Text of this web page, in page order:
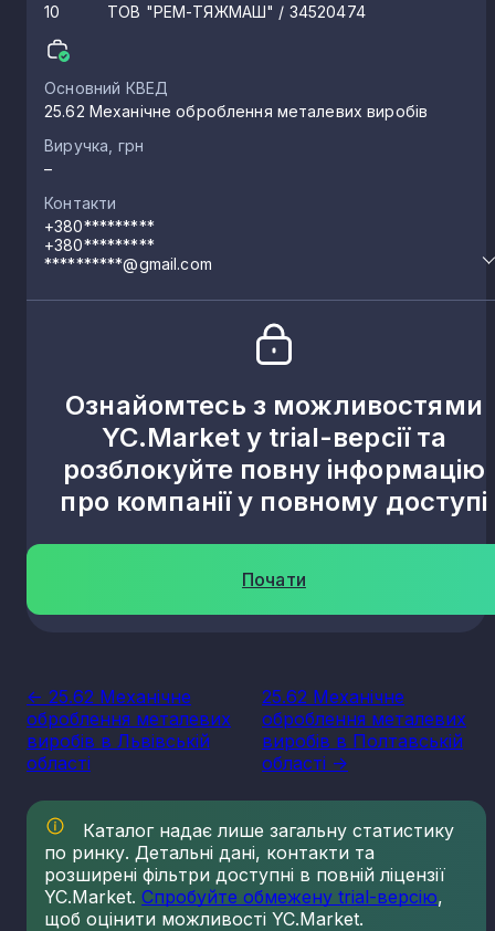
10 ТОВ "РЕМ-ТЯЖМАШ" / 34520474
Основний КВЕД
25.62 Механічне оброблення металевих виробів
Виручка, грн
–
Контакти
+380*********
+380*********
**********@gmail.com
Ознайомтесь з можливостями
YC.Market у trial-версії та
розблокуйте повну інформацію
про компанії у повному доступі
Почати
<- 25.62 Механічне
оброблення металевих
виробів в Львівській
області
25.62 Механічне
оброблення металевих
виробів в Полтавській
області ->
Каталог надає лише загальну статистику
по ринку. Детальні дані, контакти та
розширені фільтри доступні в повній ліцензії
YC.Market. Спробуйте обмежену trial-версію,
щоб оцінити можливості YC.Market.